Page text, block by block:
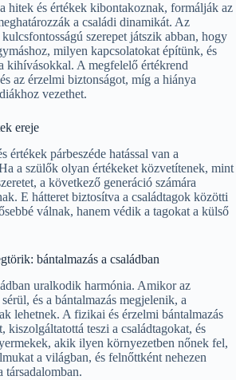
hitek és értékek kibontakoznak, formálják az
a családi dinamikát. Az
kulcsfontosságú szerepet játszik abban, hogy
milyen kapcsolatokat építünk, és
kihívásokkal. A megfelelő értékrend
az érzelmi biztonságot, míg a hiánya
vezethet.
ereje
értékek párbeszéde hatással van a
a szülők olyan értékeket közvetítenek, mint
a következő generáció számára
E hátteret biztosítva a családtagok közötti
válnak, hanem védik a tagokat a külső
bántalmazás a családban
uralkodik harmónia. Amikor az
sérül, és a bántalmazás megjelenik, a
lehetnek. A fizikai és érzelmi bántalmazás
kiszolgáltatottá teszi a családtagokat, és
akik ilyen környezetben nőnek fel,
a világban, és felnőttként nehezen
társadalomban.